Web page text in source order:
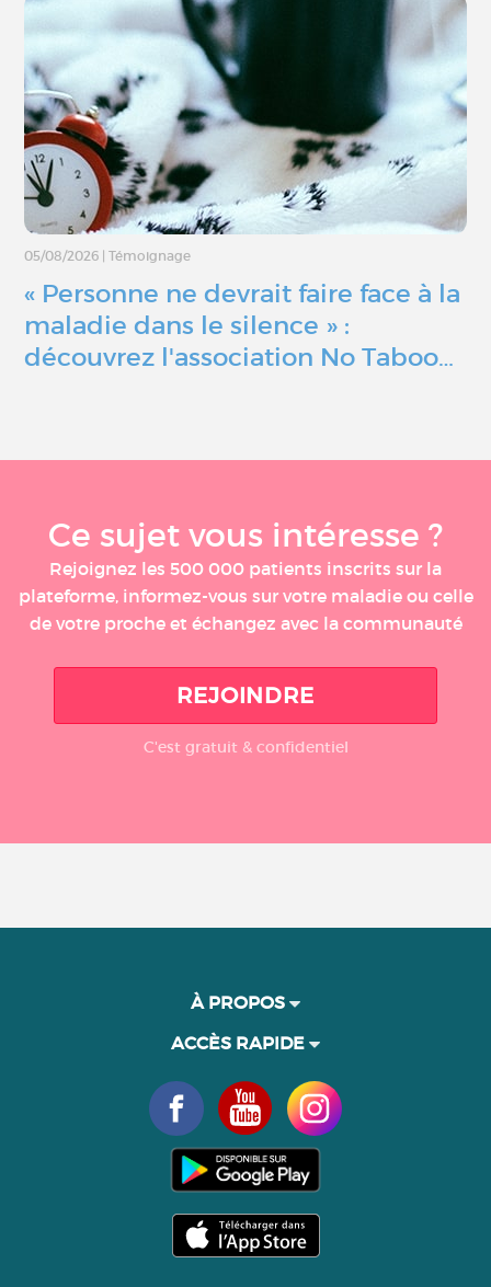
05/08/2026 Témoignage
« Personne ne devrait faire face à la
maladie dans le silence » :
découvrez l'association No Taboo…
Ce sujet vous intéresse ?
Rejoignez les 500 000 patients inscrits sur la
plateforme, informez-vous sur votre maladie ou celle
de votre proche et échangez avec la communauté
REJOINDRE
C'est gratuit & confidentiel
À PROPOS
ACCÈS RAPIDE